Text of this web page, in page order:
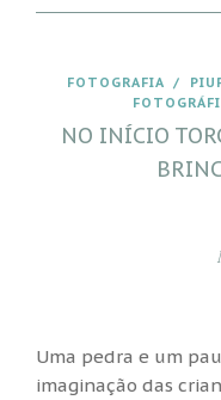
FOTOGRAFIA /
NO INÍCIO
Uma pedra e um
imaginação das